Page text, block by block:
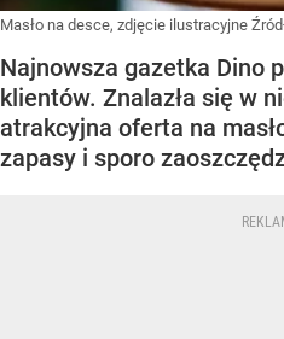
Masło na desce, zdjęcie ilustracyjne
Najnowsza gazetka Dino
klientów. Znalazła się w
atrakcyjna oferta na
zapasy i sporo